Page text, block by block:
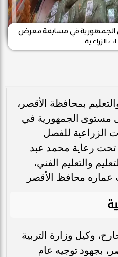
الجمهورية في مسابقة معرض
الزراعية
بمحافظة الأقصر،
مستوى الجمهورية في
الزراعية للفصل
تحت رعاية محمد عبد
والتعليم الفني،
محافظ الأقصر
وكيل وزارة التربية
بجهود توجيه عام